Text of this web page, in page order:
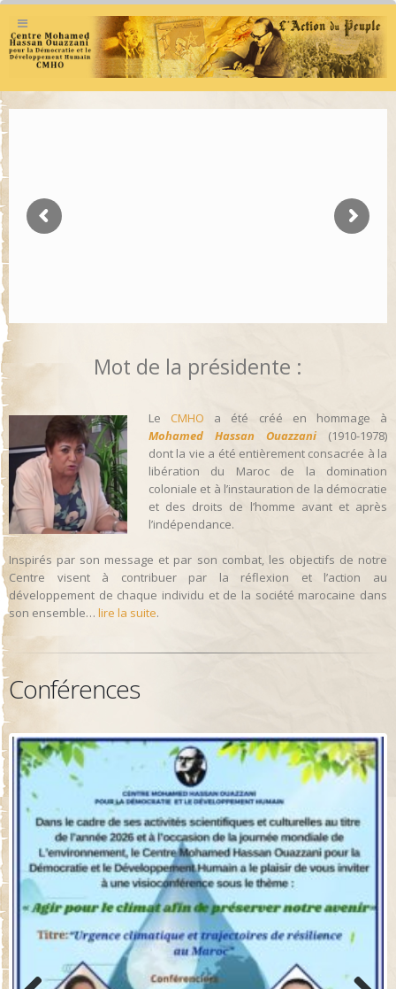
Mot de la présidente :
Le CMHO a été créé en hommage à
Mohamed Hassan Ouazzani (1910-1978)
dont la vie a été entièrement consacrée à la
libération du Maroc de la domination
coloniale et à l’instauration de la démocratie
et des droits de l’homme avant et après
l’indépendance.
Inspirés par son message et par son combat, les objectifs de notre
Centre visent à contribuer par la réflexion et l’action au
développement de chaque individu et de la société marocaine dans
son ensemble… lire la suite.
Conférences